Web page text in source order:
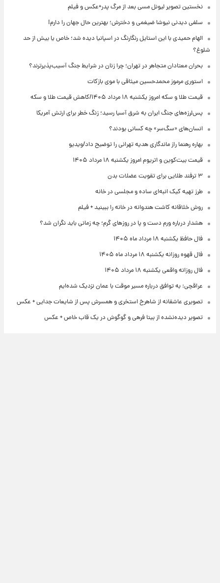
نخستین تصویر لیونل مسی بعد از مرگ پدر+عکس و فیلم
سلفی دیدنی نیوشا ضیغمی و دخترش؛ بهترین حال جهان را دارم!
الهام حمیدی با این استایل رنگارنگ در اسپانیا دیده شد؛ خاص یا بیش از حد
شلوغ؟
بحران معتادان متجاهر در تهران؛ چرا زنان در شرایط جنگ آسیب‌پذیرترند؟
استوری مرموز محمدحسین میثاقی با موی بازکات
قیمت طلا و سکه امروز یکشنبه ۱۸ مرداد ۱۴۰۵/کاهش قیمت طلا و سکه
پس‌لرزه‌های جنگ ایران به شرق آسیا رسید؛ زنگ خطر برای ارتش آمریکا
انسان‌های «سگ‌سر» چه کسانی بودند؟
بهاره رهنما راز ماندگاری هدیه تهرانی را توضیح داد/ویدیو
قیمت بیت‌کوین و اتریوم امروز یکشنبه ۱۸ مرداد ۱۴۰۵
۳ ترفند طلایی برای تقویت عضلات بدن
طرز تهیه کیک انبه‌ای ساده و مجلسی در خانه
روش خلاقانه کاشت هندوانه در خانه را ببینید + فیلم
هشدار درباره ورم دست و پا در روزهای گرم؛ چه زمانی باید نگران شد؟
فال حافظ یکشنبه ۱۸ مرداد ماه ۱۴۰۵
فال قهوه روزانه یکشنبه ۱۸ مرداد ماه ۱۴۰۵
فال روزانه واقعی یکشنبه ۱۸ مرداد ۱۴۰۵
عراقچی: به توافق درباره مسیر موقت با عمان نزدیک شده‌ایم
تصویری عاشقانه از شاهرخ استخری و همسرش پس از شایعات جدایی + عکس
تصویر دیده‌نشده از بیتا فرهی و گوگوش در یک قاب خاص + عکس